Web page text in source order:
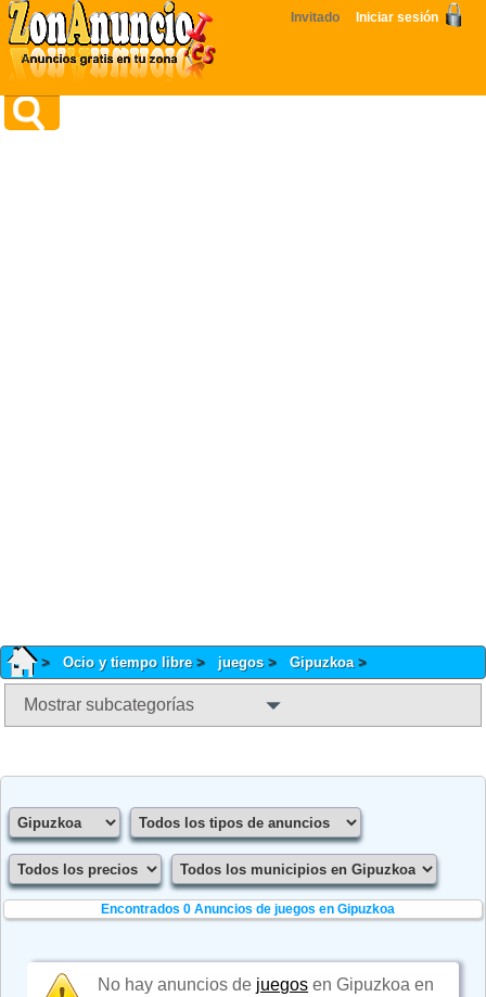
Invitado Iniciar sesión
Ocio y tiempo libre juegos Gipuzkoa
Mostrar subcategorías
Encontrados 0 Anuncios de juegos en Gipuzkoa
No hay anuncios de juegos en Gipuzkoa en